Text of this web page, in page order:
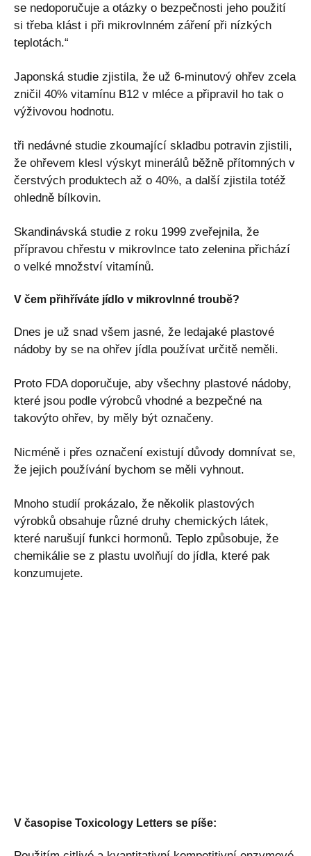
se nedoporučuje a otázky o bezpečnosti jeho použití
si třeba klást i při mikrovlnném záření při nízkých
teplotách.“
Japonská studie zjistila, že už 6-minutový ohřev zcela
zničil 40% vitamínu B12 v mléce a připravil ho tak o
výživovou hodnotu.
tři nedávné studie zkoumající skladbu potravin zjistili,
že ohřevem klesl výskyt minerálů běžně přítomných v
čerstvých produktech až o 40%, a další zjistila totéž
ohledně bílkovin.
Skandinávská studie z roku 1999 zveřejnila, že
přípravou chřestu v mikrovlnce tato zelenina přichází
o velké množství vitamínů.
V čem přihříváte jídlo v mikrovlnné troubě?
Dnes je už snad všem jasné, že ledajaké plastové
nádoby by se na ohřev jídla používat určitě neměli.
Proto FDA doporučuje, aby všechny plastové nádoby,
které jsou podle výrobců vhodné a bezpečné na
takovýto ohřev, by měly být označeny.
Nicméně i přes označení existují důvody domnívat se,
že jejich používání bychom se měli vyhnout.
Mnoho studií prokázalo, že několik plastových
výrobků obsahuje různé druhy chemických látek,
které narušují funkci hormonů. Teplo způsobuje, že
chemikálie se z plastu uvolňují do jídla, které pak
konzumujete.
V časopise Toxicology Letters se píše: